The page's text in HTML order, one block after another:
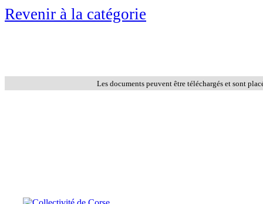
Revenir à la catégorie
Les documents peuvent être téléchargés et sont